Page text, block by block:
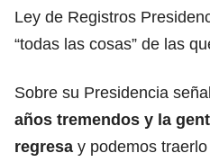
Ley de Registros
“todas las cosas” de las
Sobre su Presidencia
años tremendos y la
regresa y podemos